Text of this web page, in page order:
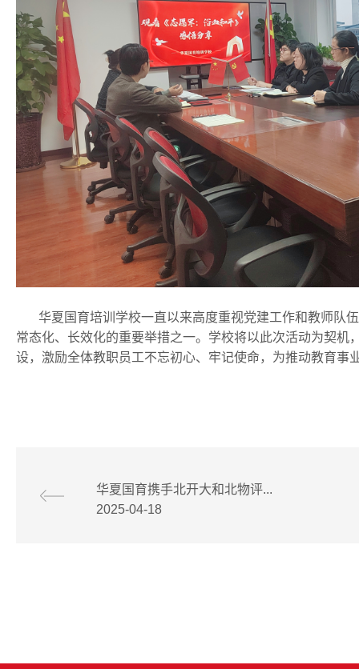
华夏国育培训学校一直以来高度重视党建工作和教师队
常态化、长效化的重要举措之一。学校将以此次活动为契机
设，激励全体教职员工不忘初心、牢记使命，为推动教育事
华夏国育携手北开大和北物评...
2025-04-18